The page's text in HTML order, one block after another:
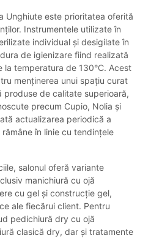
Unghiute este prioritatea oferită
Instrumentele utilizate în
individual și desigilate în
de igienizare fiind realizată
la temperatura de 130°C. Acest
menținerea unui spațiu curat
produse de calitate superioară,
precum Cupio, Nolia și
actualizarea periodică a
în linie cu tendințele
salonul oferă variante
manichiură cu ojă
cu gel și construcție gel,
ale fiecărui client. Pentru
pedichiură dry cu ojă
clasică dry, dar și tratamente